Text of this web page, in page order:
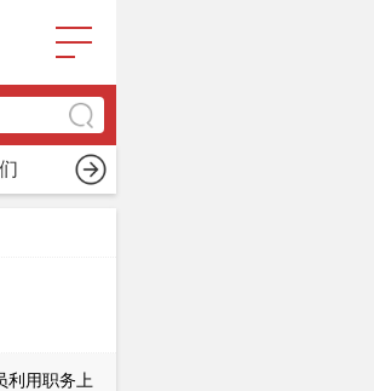
利用职务上